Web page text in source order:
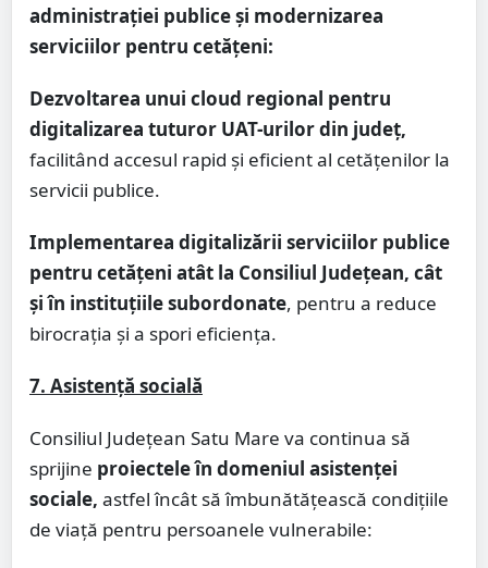
administrației publice și modernizarea
serviciilor pentru cetățeni:
Dezvoltarea unui cloud regional pentru
digitalizarea tuturor UAT-urilor din județ,
facilitând accesul rapid și eficient al cetățenilor la
servicii publice.
Implementarea digitalizării serviciilor publice
pentru cetățeni atât la Consiliul Județean, cât
și în instituțiile subordonate, pentru a reduce
birocrația și a spori eficiența.
7. Asistență socială
Consiliul Județean Satu Mare va continua să
sprijine proiectele în domeniul asistenței
sociale, astfel încât să îmbunătățească condițiile
de viață pentru persoanele vulnerabile: